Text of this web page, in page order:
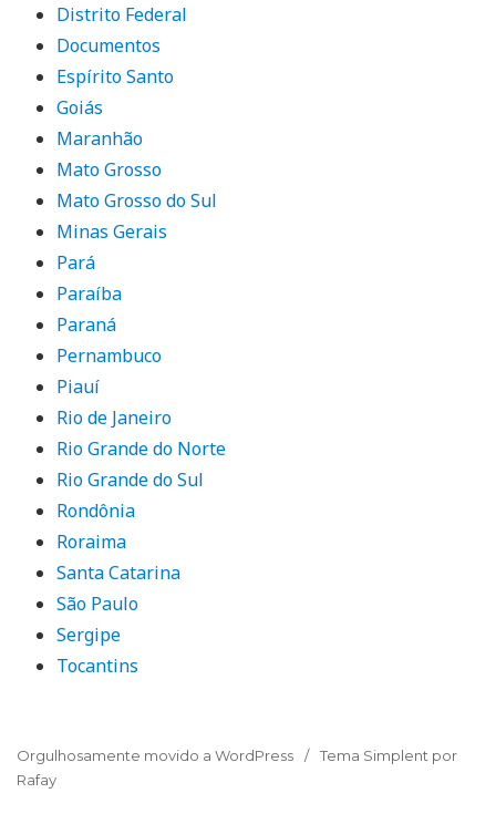
Distrito Federal
Documentos
Espírito Santo
Goiás
Maranhão
Mato Grosso
Mato Grosso do Sul
Minas Gerais
Pará
Paraíba
Paraná
Pernambuco
Piauí
Rio de Janeiro
Rio Grande do Norte
Rio Grande do Sul
Rondônia
Roraima
Santa Catarina
São Paulo
Sergipe
Tocantins
Orgulhosamente movido a WordPress
Tema Simplent por
Rafay